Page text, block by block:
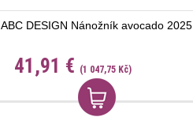
ABC DESIGN Nánožník avocado 2025
41,91 € (1 047,75 Kč)